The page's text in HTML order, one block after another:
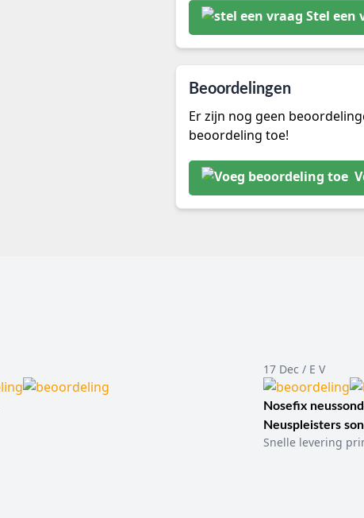
Stel een
Beoordelingen
Er zijn nog geen
beoordeling toe!
17 Dec / E V
Nosefix
Neuspleisters
Snelle levering